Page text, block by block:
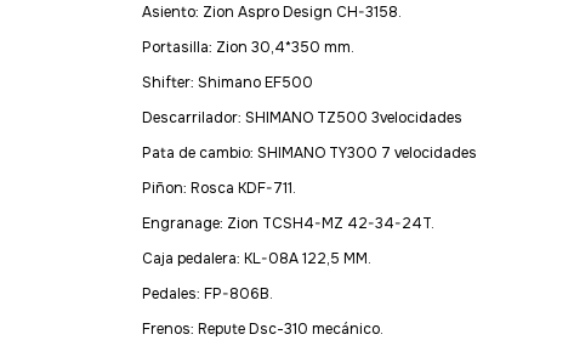
Asiento: Zion Aspro Design CH-3158.
Portasilla: Zion 30,4*350 mm.
Shifter: Shimano EF500
Descarrilador: SHIMANO TZ500 3velocidades
Pata de cambio: SHIMANO TY300 7 velocidades
Piñon: Rosca KDF-711.
Engranage: Zion TCSH4-MZ 42-34-24T.
Caja pedalera: KL-08A 122,5 MM.
Pedales: FP-806B.
Frenos: Repute Dsc-310 mecánico.